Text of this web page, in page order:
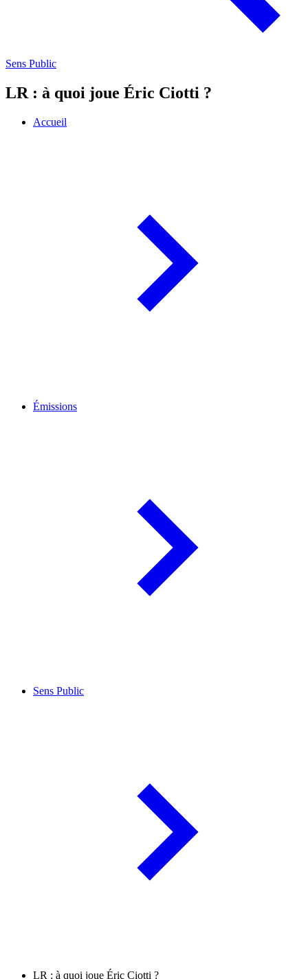
Sens Public
LR : à quoi joue Éric Ciotti ?
Accueil
Émissions
Sens Public
LR : à quoi joue Éric Ciotti ?